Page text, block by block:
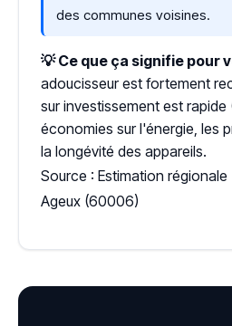
des communes voisines.
💡 Ce que ça signifie pour
adoucisseur est fortement
sur investissement est
économies sur l'énergie, les
la longévité des appareils.
Source : Estimation régionale
Ageux (60006)